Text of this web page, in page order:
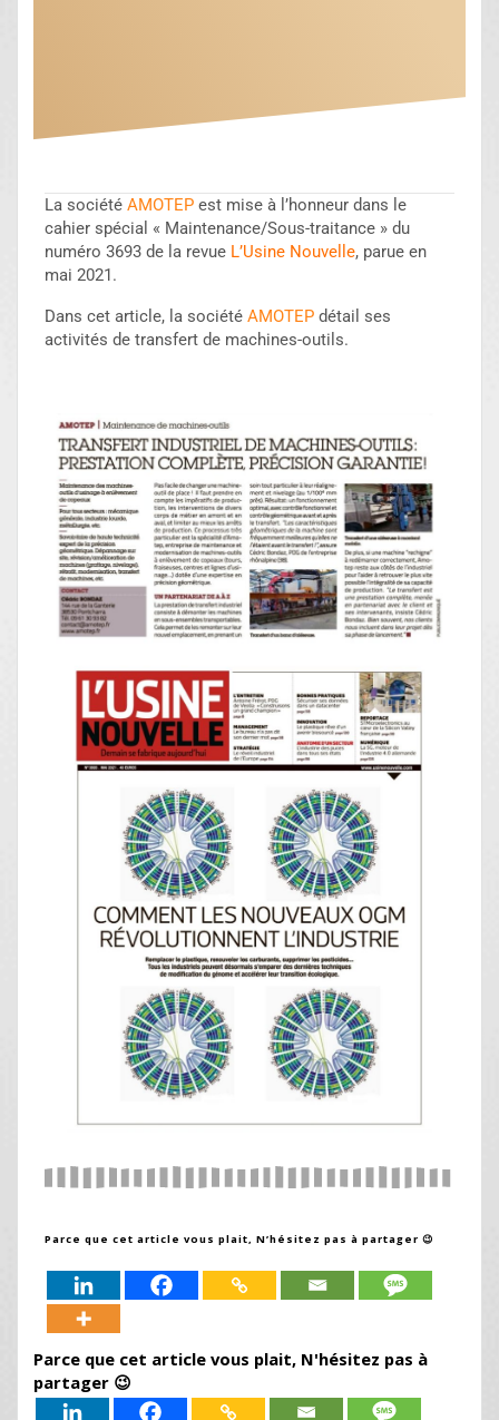
La société AMOTEP est mise à l’honneur dans le
cahier spécial « Maintenance/Sous-traitance » du
numéro 3693 de la revue L’Usine Nouvelle, parue en
mai 2021.
Dans cet article, la société AMOTEP détail ses
activités de transfert de machines-outils.
Parce que cet article vous plait, N’hésitez pas à partager 😉
Parce que cet article vous plait, N'hésitez pas à
partager 😉